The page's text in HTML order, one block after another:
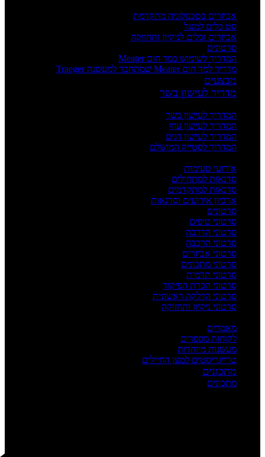
אביזרים בטכנולוגיה מתקדמת
סט כלים למנגל
אביזרים וכלים לניקיון ותחזוקה
סרטונים
המדריך לשימוש במד חום Meater
מדריך למד חום Meater שמתחבר למעשנה Traeger
מבצעים
מדריך לעישון בשר
המדריך לעישון בשר
המדריך לעישון עוף
המדריך לעישון דגים
המדריך לסטייק המושלם
אירועי טעימות
סדנאות למתחילים
סדנאות למתקדמים
ארכיון אירועים וסדנאות
סרטונים
סרטוני טיפים
סרטוני הדרכה
סרטוני הרכבה
סרטוני אביזרים
סרטוני מתכונים
סרטוני תדמית
סרטוני הכרת הפיקוד
סרטוני הדלקה ראשונית
סרטוני ניקיון ותחזוקה
מאמרים
לקוחות מספרים
מעשנות מיוחדות
טרייגריסטים למען החיילים
מתכונים
מתכונים